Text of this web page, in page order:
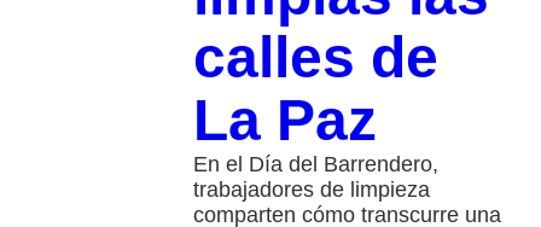
calles de
La Paz
En el Día del Barrendero,
trabajadores de limpieza
comparten cómo transcurre una